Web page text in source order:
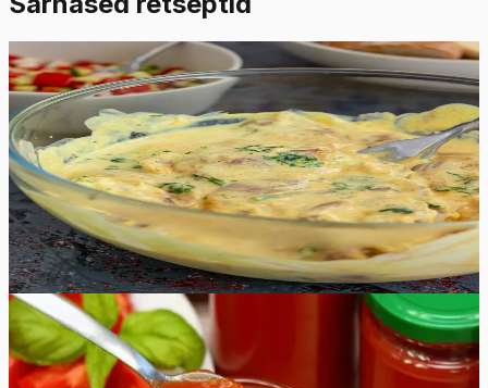
Lihtne 4.8Hinnang:
Keefirimarinaad kolme moodi
Nüüd saate valmistada oma grill-lihale kolme erinevat
maitsvat keefirimarinaadi, mis annavad lihale erilise
maitse. Proovige järgi nii maitsev karri, chipotle kui ka
Kreeka stiilis keefirimarinaad.
10min
0
Raske
4.9 Hinnang:(10)
Ketšupi retsept